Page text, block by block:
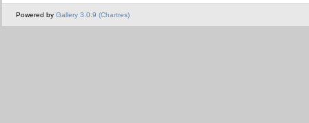
Powered by Gallery 3.0.9 (Chartres)